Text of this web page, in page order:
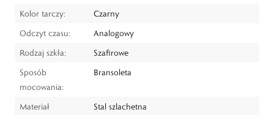
Kolor tarczy:
Czarny
Odczyt czasu:
Analogowy
Rodzaj szkła:
Szafirowe
Sposób
mocowania:
Bransoleta
Materiał
Stal szlachetna